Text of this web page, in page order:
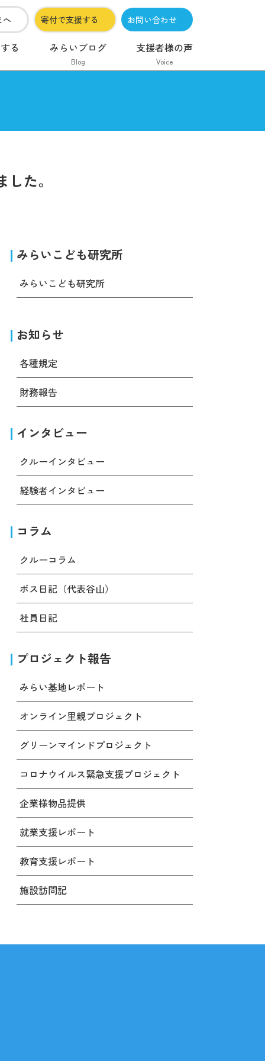
へ 寄付で支援する お問い合わせ
る みらいブログ
Blog
支援者様の声
Voice
た。
みらいこども研究所
みらいこども研究所
お知らせ
各種規定
財務報告
インタビュー
クルーインタビュー
経験者インタビュー
コラム
クルーコラム
ボス日記（代表谷山）
社員日記
プロジェクト報告
みらい基地レポート
オンライン里親プロジェクト
グリーンマインドプロジェクト
コロナウイルス緊急支援プロジェクト
企業様物品提供
就業支援レポート
教育支援レポート
施設訪問記